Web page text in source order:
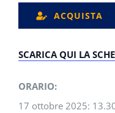
ACQUISTA
SCARICA QUI LA
ORARIO:
17 ottobre 2025: